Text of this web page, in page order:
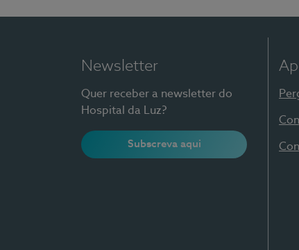
Newsletter
Quer receber a newsletter do
Hospital da Luz?
Subscreva aqui